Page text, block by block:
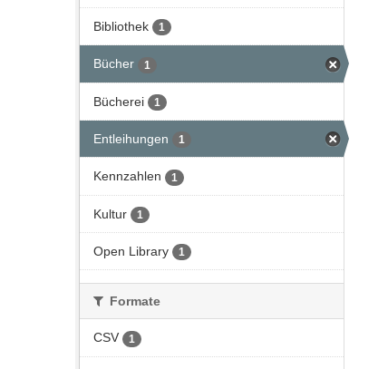
Bibliothek 1
Bücher 1
Bücherei 1
Entleihungen 1
Kennzahlen 1
Kultur 1
Open Library 1
Formate
CSV 1